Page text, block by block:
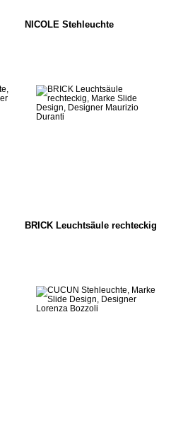
NICOLE Stehleuchte
BRICK Leuchtsäule rechteckig